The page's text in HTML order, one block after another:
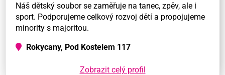
Náš dětský soubor se zaměřuje na tanec, zpěv, ale i
sport. Podporujeme celkový rozvoj dětí a propojujeme
minority s majoritou.
Rokycany, Pod Kostelem 117
Zobrazit celý profil